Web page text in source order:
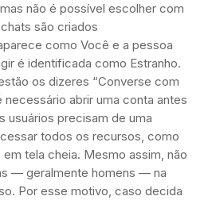
não é possível escolher com
são criados
como Você e a pessoa
é identificada como Estranho.
os dizeres “Converse com
necessário abrir uma conta antes
usuários precisam de uma
todos os recursos, como
tela cheia. Mesmo assim, não
— geralmente homens — na
Por esse motivo, caso decida